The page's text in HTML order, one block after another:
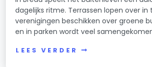
dagelijks ritme. Terrassen lopen over in
verenigingen beschikken over groene
en in parken wordt veel
LEES VERDER